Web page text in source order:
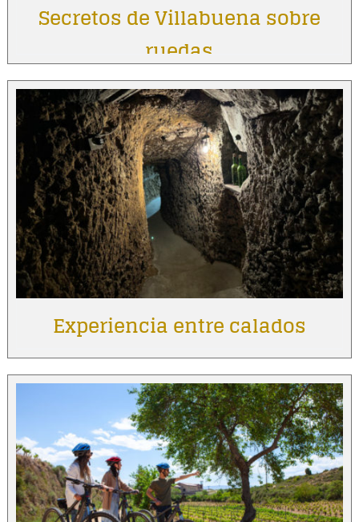
Secretos de Villabuena sobre
ruedas
Experiencia entre calados